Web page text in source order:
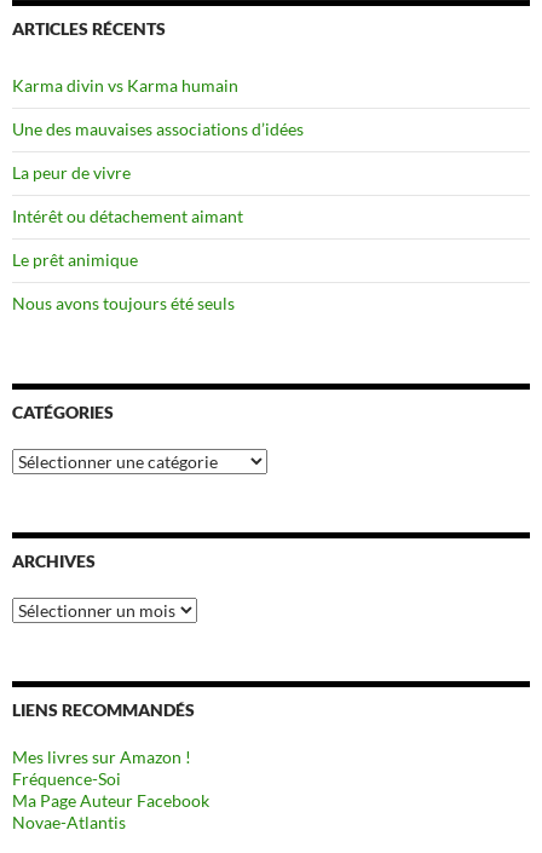
ARTICLES RÉCENTS
Karma divin vs Karma humain
Une des mauvaises associations d’idées
La peur de vivre
Intérêt ou détachement aimant
Le prêt animique
Nous avons toujours été seuls
CATÉGORIES
Catégories
ARCHIVES
Archives
LIENS RECOMMANDÉS
Mes livres sur Amazon !
Fréquence-Soi
Ma Page Auteur Facebook
Novae-Atlantis